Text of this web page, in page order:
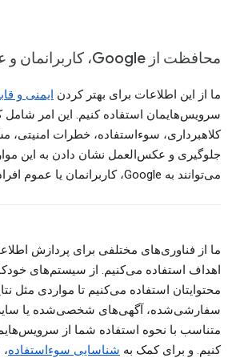
محافظت از Google، کاربرانمان و عموم افراد
ما از این اطلاعات برای بهتر کردن ایمنی و
سرویس‌هایمان استفاده کنیم. این امر
کلاهبرداری، سوءاستفاده، خطرات امنیتی،
جلوگیری و عکس‌العمل نشان دادن به این
می‌توانند به Google، کاربرانمان یا عموم افراد آسیب برسانند.
ما از فناوری‌های مختلفی برای پردازش
اهداف استفاده می‌کنیم. از سیستم‌های
محتوایتان استفاده می‌کنیم تا مواردی مثل
سفارشی‌شده، آگهی‌های شخصی‌شده یا
متناسب با نحوه استفاده شما از
کنیم. و برای کمک به شناسایی سو‌ءاستفاده